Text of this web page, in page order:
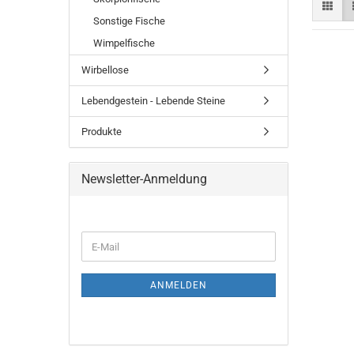
Sonstige Fische
Wimpelfische
Wirbellose
Lebendgestein - Lebende Steine
Produkte
Newsletter-Anmeldung
ZUR
E-
Mail
ANMELDEN